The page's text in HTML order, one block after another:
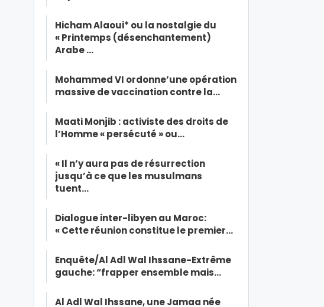
Hicham Alaoui* ou la nostalgie du
« Printemps (désenchantement)
Arabe …
Mohammed VI ordonne’une opération
massive de vaccination contre la…
Maati Monjib : activiste des droits de
l’Homme « persécuté » ou…
« Il n’y aura pas de résurrection
jusqu’à ce que les musulmans
tuent…
Dialogue inter-libyen au Maroc:
« Cette réunion constitue le premier…
Enquête/Al Adl Wal Ihssane-Extrême
gauche: “frapper ensemble mais…
Al Adl Wal Ihssane, une Jamaa née